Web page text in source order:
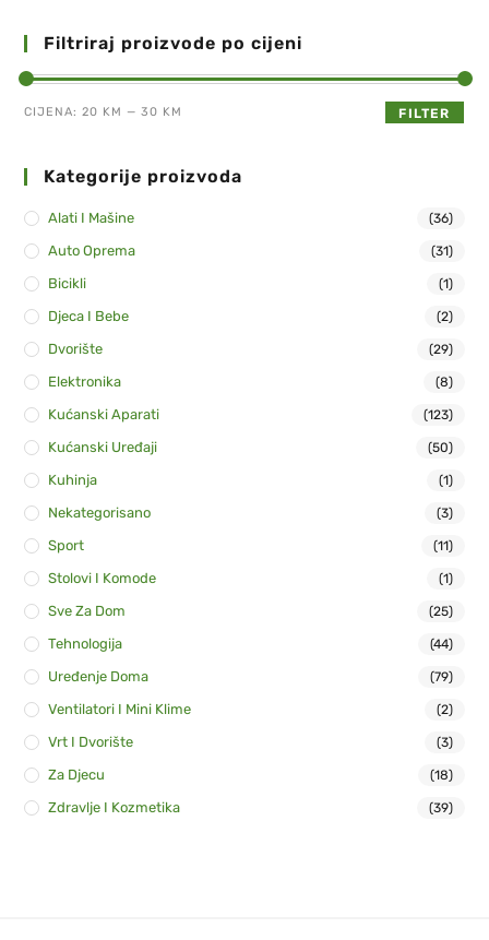
Filtriraj proizvode po cijeni
FILTER
CIJENA:20 KM —30 KM
Kategorije proizvoda
Alati I Mašine (36)
Auto Oprema (31)
Bicikli (1)
Djeca I Bebe (2)
Dvorište (29)
Elektronika (8)
Kućanski Aparati (123)
Kućanski Uređaji (50)
Kuhinja (1)
Nekategorisano (3)
Sport (11)
Stolovi I Komode (1)
Sve Za Dom (25)
Tehnologija (44)
Uređenje Doma (79)
Ventilatori I Mini Klime (2)
Vrt I Dvorište (3)
Za Djecu (18)
Zdravlje I Kozmetika (39)